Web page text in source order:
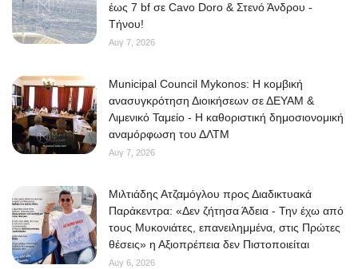
έως 7 bf σε Cavo Doro & Στενό Άνδρου -
Τήνου!
Αυγ 7, 2026
Municipal Council Mykonos: Η κομβική
ανασυγκρότηση Διοικήσεων σε ΔΕΥΑΜ &
Λιμενικό Ταμείο - Η καθοριστική δημοσιονομική
αναμόρφωση του ΔΛΤΜ
Αυγ 7, 2026
Μιλτιάδης Ατζαμόγλου προς Διαδικτυακά
Παράκεντρα: «Δεν ζήτησα Άδεια - Την έχω από
τους Μυκονιάτες, επανειλημμένα, στις Πρώτες
θέσεις» η Αξιοπρέπεια δεν Πιστοποιείται
Αυγ 6, 2026